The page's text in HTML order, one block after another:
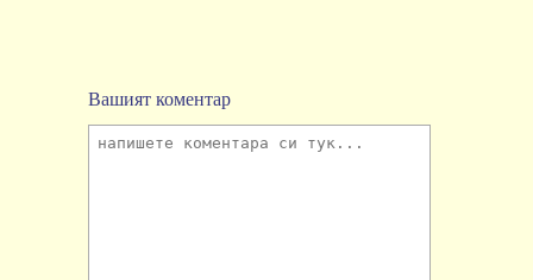
Вашият коментар